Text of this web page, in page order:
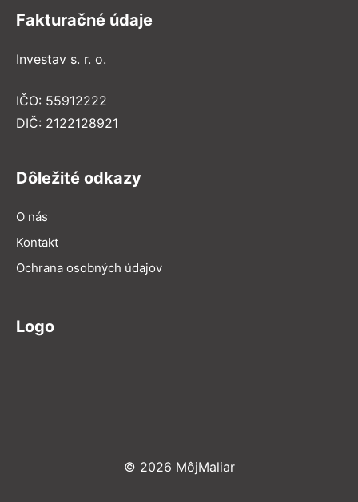
Fakturačné údaje
Investav s. r. o.
IČO: 55912222
DIČ: 2122128921
Dôležité odkazy
O nás
Kontakt
Ochrana osobných údajov
Logo
© 2026 MôjMaliar